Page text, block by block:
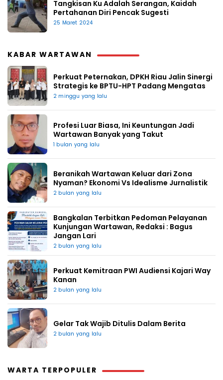
Tangkisan Ku Adalah Serangan, Kaidah
Pertahanan Diri Pencak Sugesti
25 Maret 2024
KABAR WARTAWAN
Perkuat Peternakan, DPKH Riau Jalin Sinergi
Strategis ke BPTU-HPT Padang Mengatas
2 minggu yang lalu
Profesi Luar Biasa, Ini Keuntungan Jadi
Wartawan Banyak yang Takut
1 bulan yang lalu
Beranikah Wartawan Keluar dari Zona
Nyaman? Ekonomi Vs Idealisme Jurnalistik
2 bulan yang lalu
Bangkalan Terbitkan Pedoman Pelayanan
Kunjungan Wartawan, Redaksi : Bagus
Jangan Lari
2 bulan yang lalu
Perkuat Kemitraan PWI Audiensi Kajari Way
Kanan
2 bulan yang lalu
Gelar Tak Wajib Ditulis Dalam Berita
2 bulan yang lalu
WARTA TERPOPULER